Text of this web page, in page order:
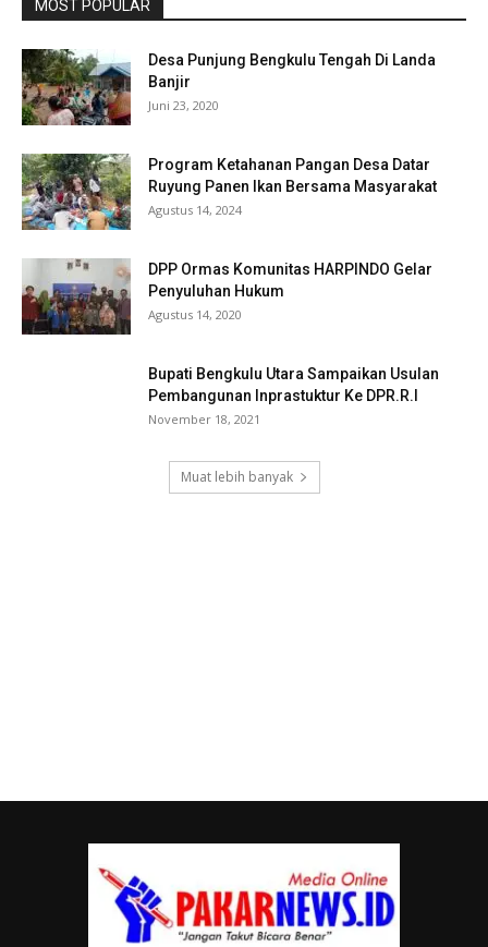
MOST POPULAR
Desa Punjung Bengkulu Tengah Di Landa
Banjir
Juni 23, 2020
Program Ketahanan Pangan Desa Datar
Ruyung Panen Ikan Bersama Masyarakat
Agustus 14, 2024
DPP Ormas Komunitas HARPINDO Gelar
Penyuluhan Hukum
Agustus 14, 2020
Bupati Bengkulu Utara Sampaikan Usulan
Pembangunan Inprastuktur Ke DPR.R.I
November 18, 2021
Muat lebih banyak